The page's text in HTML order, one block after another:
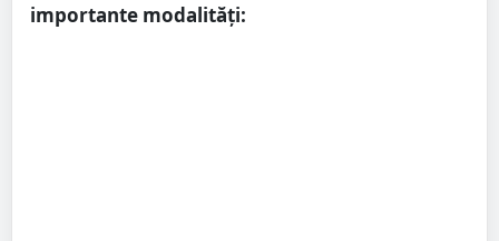
importante modalități: